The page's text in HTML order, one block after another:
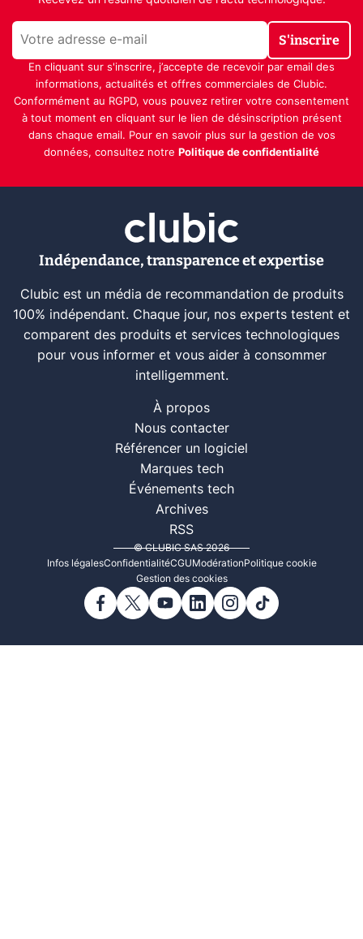
S'inscrire
En cliquant sur s'inscrire, j’accepte de recevoir par email des
informations, actualités et offres commerciales de Clubic.
Conformément au RGPD, vous pouvez retirer votre consentement
à tout moment en cliquant sur le lien de désinscription présent
dans chaque email. Pour en savoir plus sur la gestion de vos
données, consultez notre Politique de confidentialité
Indépendance, transparence et expertise
Clubic est un média de recommandation de produits
100% indépendant. Chaque jour, nos experts testent et
comparent des produits et services technologiques
pour vous informer et vous aider à consommer
intelligemment.
À propos
Nous contacter
Référencer un logiciel
Marques tech
Événements tech
Archives
RSS
© CLUBIC SAS 2026
Infos légalesConfidentialitéCGUModérationPolitique cookie
Gestion des cookies